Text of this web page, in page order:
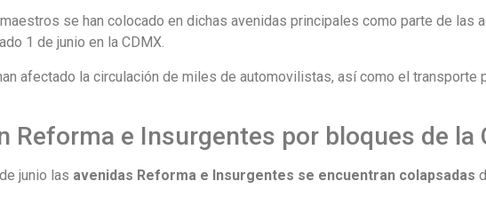
se han colocado en dichas avenidas principales como parte de las
1 de junio en la CDMX.
afectado la circulación de miles de automovilistas, así como el transporte
Reforma e Insurgentes por bloques de la
junio las avenidas Reforma e Insurgentes se encuentran colapsadas